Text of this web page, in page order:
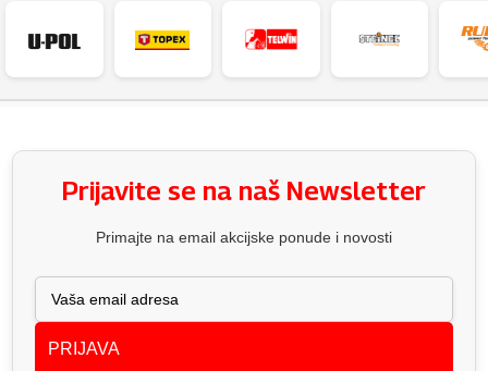
Prijavite se na naš Newsletter
Primajte na email akcijske ponude i novosti
PRIJAVA